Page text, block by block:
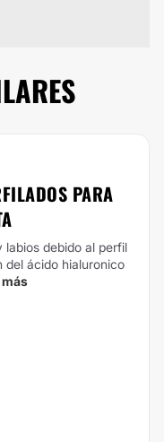
PARA
labios debido al perfil
del ácido hialuronico